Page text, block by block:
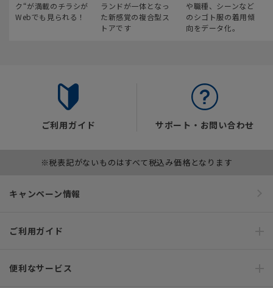
ク“が満載のチラシが
Webでも見られる！
ランドが一体となっ
た新感覚の複合型ス
トアです
や職種、シーンなど
のシゴト服の着用傾
向をデータ化。
ご利用ガイド サポート・お問い合わせ
※税表記がないものはすべて税込み価格となります
キャンペーン情報
ご利用ガイド
便利なサービス